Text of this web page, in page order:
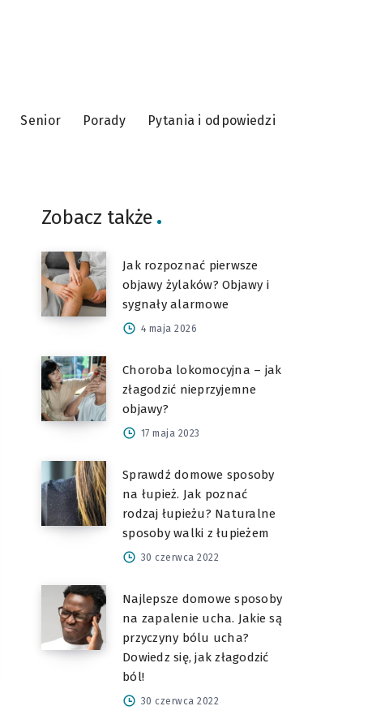
Senior Porady Pytania i odpowiedzi
Zobacz także
Jak rozpoznać pierwsze
objawy żylaków? Objawy i
sygnały alarmowe
4 maja 2026
Choroba lokomocyjna – jak
złagodzić nieprzyjemne
objawy?
17 maja 2023
Sprawdź domowe sposoby
na łupież. Jak poznać
rodzaj łupieżu? Naturalne
sposoby walki z łupieżem
30 czerwca 2022
Najlepsze domowe sposoby
na zapalenie ucha. Jakie są
przyczyny bólu ucha?
Dowiedz się, jak złagodzić
ból!
30 czerwca 2022